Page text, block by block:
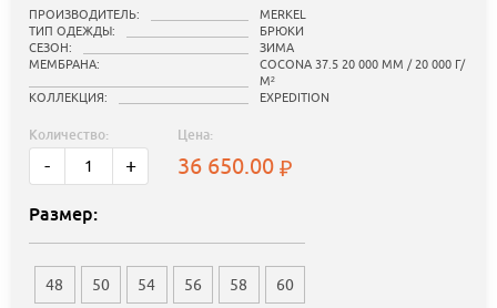
ПРОИЗВОДИТЕЛЬ:
MERKEL
ТИП ОДЕЖДЫ:
БРЮКИ
СЕЗОН:
ЗИМА
МЕМБРАНА:
COCONA 37.5 20 000 ММ / 20 000 Г/
М²
КОЛЛЕКЦИЯ:
EXPEDITION
Количество:
- +
Цена:
36 650.00
Размер:
48 50 54 56 58 60